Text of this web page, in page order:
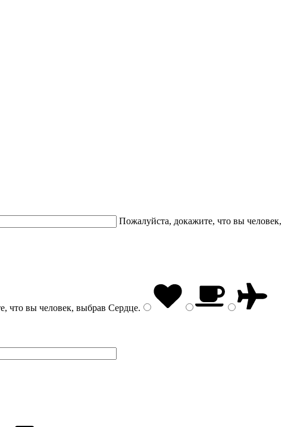
Пожалуйста, докажите, что вы человек,
что вы человек, выбрав Сердце.